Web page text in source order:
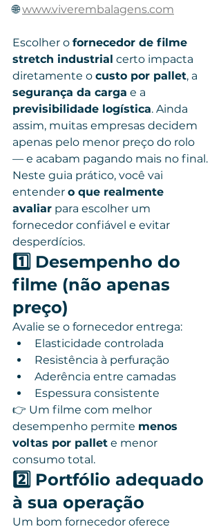
🌐 www.viverembalagens.com
Escolher o fornecedor de filme
stretch industrial certo impacta
diretamente o custo por pallet, a
segurança da carga e a
previsibilidade logística. Ainda
assim, muitas empresas decidem
apenas pelo menor preço do rolo
— e acabam pagando mais no final.
Neste guia prático, você vai
entender o que realmente
avaliar para escolher um
fornecedor confiável e evitar
desperdícios.
1️⃣ Desempenho do
filme (não apenas
preço)
Avalie se o fornecedor entrega:
Elasticidade controlada
Resistência à perfuração
Aderência entre camadas
Espessura consistente
👉 Um filme com melhor
desempenho permite menos
voltas por pallet e menor
consumo total.
2️⃣ Portfólio adequado
à sua operação
Um bom fornecedor oferece